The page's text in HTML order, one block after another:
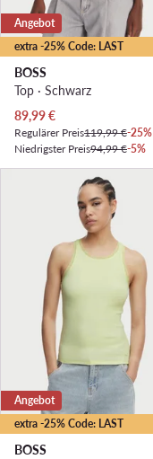
extra -25% Code: LAST
Angebot
BOSS
Top · Schwarz
Aktueller Preis
89,99€
Regulärer Preis119,99 €-25%
Niedrigster Preis94,99 €-5%
extra -25% Code: LAST
Angebot
BOSS